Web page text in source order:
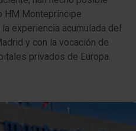
HM Montepríncipe
experiencia acumulada del
y con la vocación de
privados de Europa.